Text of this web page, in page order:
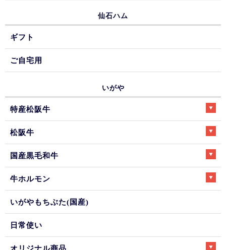
仙石ハム
ギフト
ご自宅用
いがや
特産松阪牛
松阪牛
国産黒毛和牛
牛ホルモン
いがやもちぶた(国産)
日常使い